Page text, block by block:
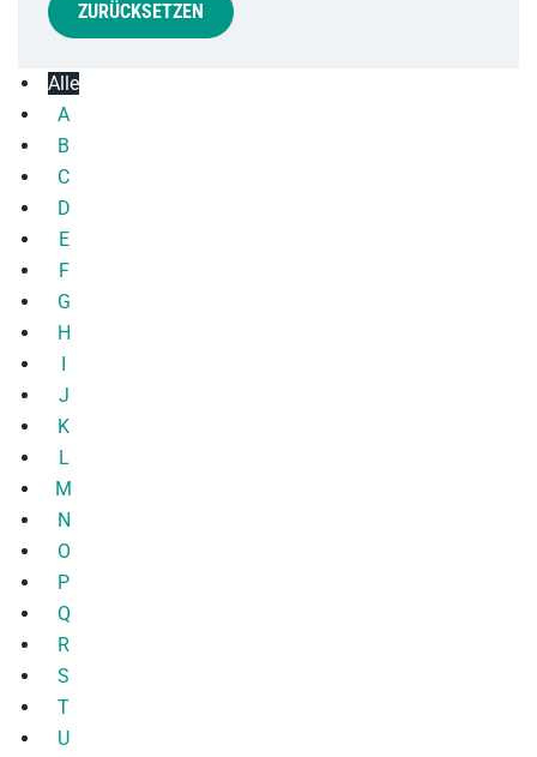
Alle
A
B
C
D
E
F
G
H
I
J
K
L
M
N
O
P
Q
R
S
T
U